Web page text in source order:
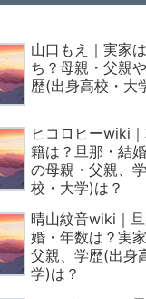
山口もえ｜実家
ち？母親・父親
歴(出身高校・大
ヒコロヒーwiki
籍は？旦那・結
の母親・父親、
校・大学)は？
晴山紋音wiki｜
婚・年数は？実
父親、学歴(出身
学)は？